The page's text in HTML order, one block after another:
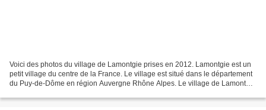
Voici des photos du village de Lamontgie prises en 2012. Lamontgie est un
petit village du centre de la France. Le village est situé dans le département
du Puy-de-Dôme en région Auvergne Rhône Alpes. Le village de Lamontgie